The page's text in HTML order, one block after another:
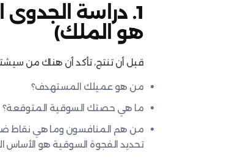
1. دراسة
هو الملك)
قبل أن تنتج، تأكد أن هناك من
من هو عميلك المستهدف؟
ما هي حصتك السوقية المتوقعة؟
من هم المنافسون وما هي نقاط
تحديد الفجوة السوقية هو الأساس